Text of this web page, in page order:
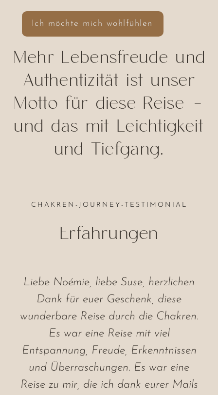
Ich möchte mich wohlfühlen
Mehr Lebensfreude und
Authentizität ist unser
Motto für diese Reise -
und das mit Leichtigkeit
und Tiefgang.
CHAKREN-JOURNEY-TESTIMONIAL
Erfahrungen
Liebe Noémie, liebe Suse, herzlichen
Dank für euer Geschenk, diese
wunderbare Reise durch die Chakren.
Es war eine Reise mit viel
Entspannung, Freude, Erkenntnissen
und Überraschungen. Es war eine
Reise zu mir, die ich dank eurer Mails